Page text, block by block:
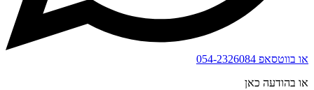
או בווטסאפ 054-2326084
או בהודעה כאן